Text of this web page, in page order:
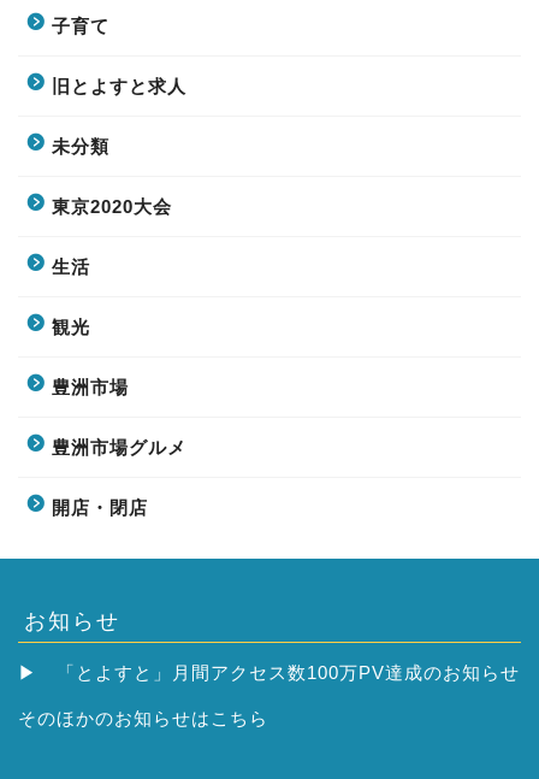
子育て
旧とよすと求人
未分類
東京2020大会
生活
観光
豊洲市場
豊洲市場グルメ
開店・閉店
お知らせ
▶ 「とよすと」月間アクセス数100万PV達成のお知らせ
そのほかのお知らせはこちら